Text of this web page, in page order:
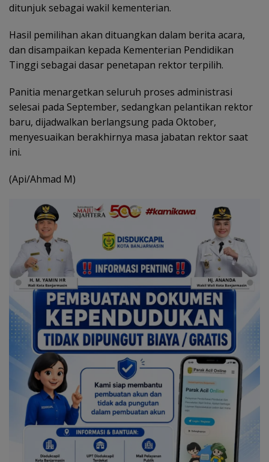
ditunjuk sebagai wakil kementerian.
Hasil pemilihan akan dituangkan dalam berita acara,
dan disampaikan kepada Kementerian Pendidikan
Tinggi sebagai dasar penetapan rektor terpilih.
Panitia menargetkan seluruh proses administrasi
selesai pada September, sedangkan pelantikan rektor
baru, dijadwalkan berlangsung pada Oktober,
menyesuaikan berakhirnya masa jabatan rektor saat
ini.
(Api/Ahmad M)